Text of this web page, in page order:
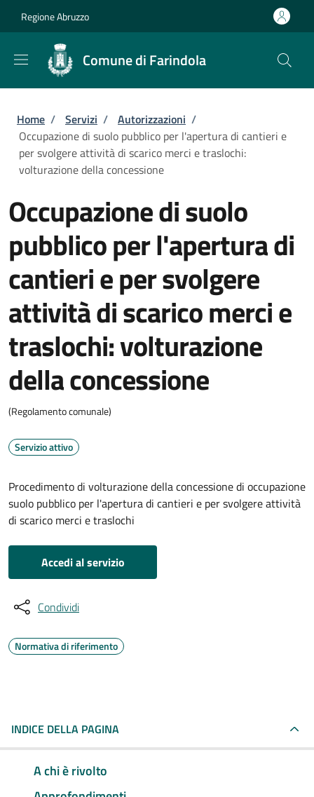
Regione Abruzzo
Comune di Farindola
Briciole di pane
Home / Servizi / Autorizzazioni /
Occupazione di suolo pubblico per l'apertura di cantieri e
per svolgere attività di scarico merci e traslochi:
volturazione della concessione
Occupazione di suolo
pubblico per l'apertura di
cantieri e per svolgere
attività di scarico merci e
traslochi: volturazione
della concessione
(Regolamento comunale)
Servizio attivo
Procedimento di volturazione della concessione di occupazione
suolo pubblico per l'apertura di cantieri e per svolgere attività
di scarico merci e traslochi
Accedi al servizio
Condividi
Normativa di riferimento
INDICE DELLA PAGINA
A chi è rivolto